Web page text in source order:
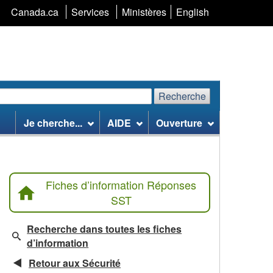
Canada.ca Services Ministères Sélection
langue
English
Recherche
Je cherche... AIDE Ouverture
Fiches d’information Réponses
SST
Recherche dans toutes les fiches
d’information
Retour aux Sécurité